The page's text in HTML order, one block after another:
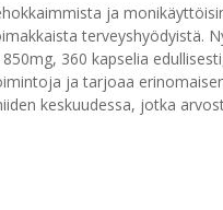
ja
terveyshyödyistä.
360 kapselia
ja tarjoaa
keskuudessa, jotka